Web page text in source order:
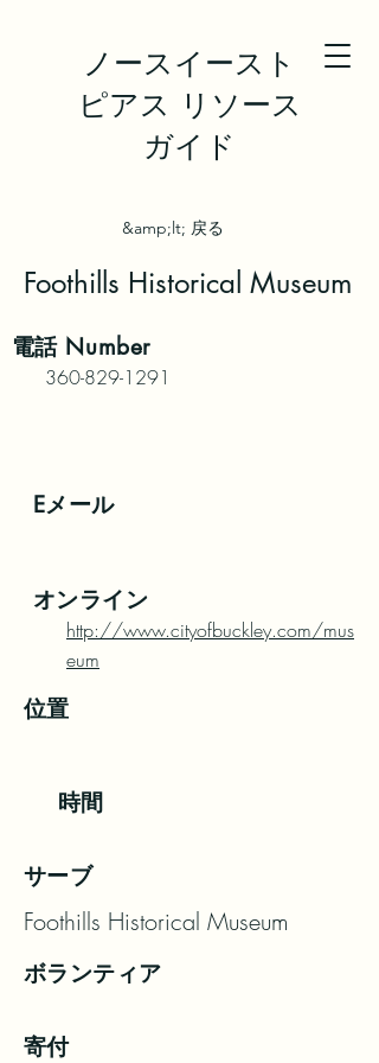
ノースイースト
ピアス リソース
ガイド
&amp;lt; 戻る
Foothills Historical Museum
電話Number
360-829-1291
Eメール
オンライン
http://www.cityofbuckley.com/mus
eum
位置
時間
サーブ
Foothills Historical Museum
ボランティア
寄付